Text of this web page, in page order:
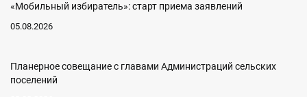
«Мобильный избиратель»: старт приема заявлений
05.08.2026
Планерное совещание с главами Администраций сельских
поселений